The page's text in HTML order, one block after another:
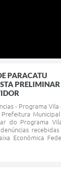
PARACATU
- Programa
do Programa
Econômica